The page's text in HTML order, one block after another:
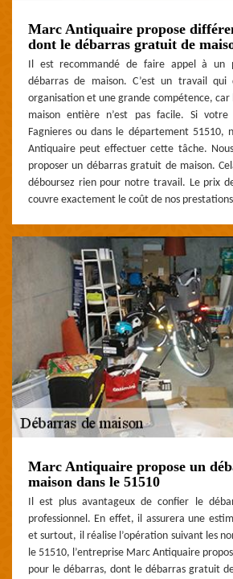
Marc Antiquaire propose
dont le débarras gratuit de
Il est recommandé de faire appel à un
débarras de maison. C’est un travail qui
organisation et une grande compétence, car
maison entière n’est pas facile. Si
Fagnieres ou dans le département 51510,
Antiquaire peut effectuer cette tâche.
proposer un débarras gratuit de maison.
déboursez rien pour notre travail. Le prix
couvre exactement le coût de nos
Marc Antiquaire propose un
maison dans le 51510
Il est plus avantageux de confier le
professionnel. En effet, il assurera une
et surtout, il réalise l’opération suivant les
le 51510, l’entreprise Marc Antiquaire
pour le débarras, dont le débarras gratuit